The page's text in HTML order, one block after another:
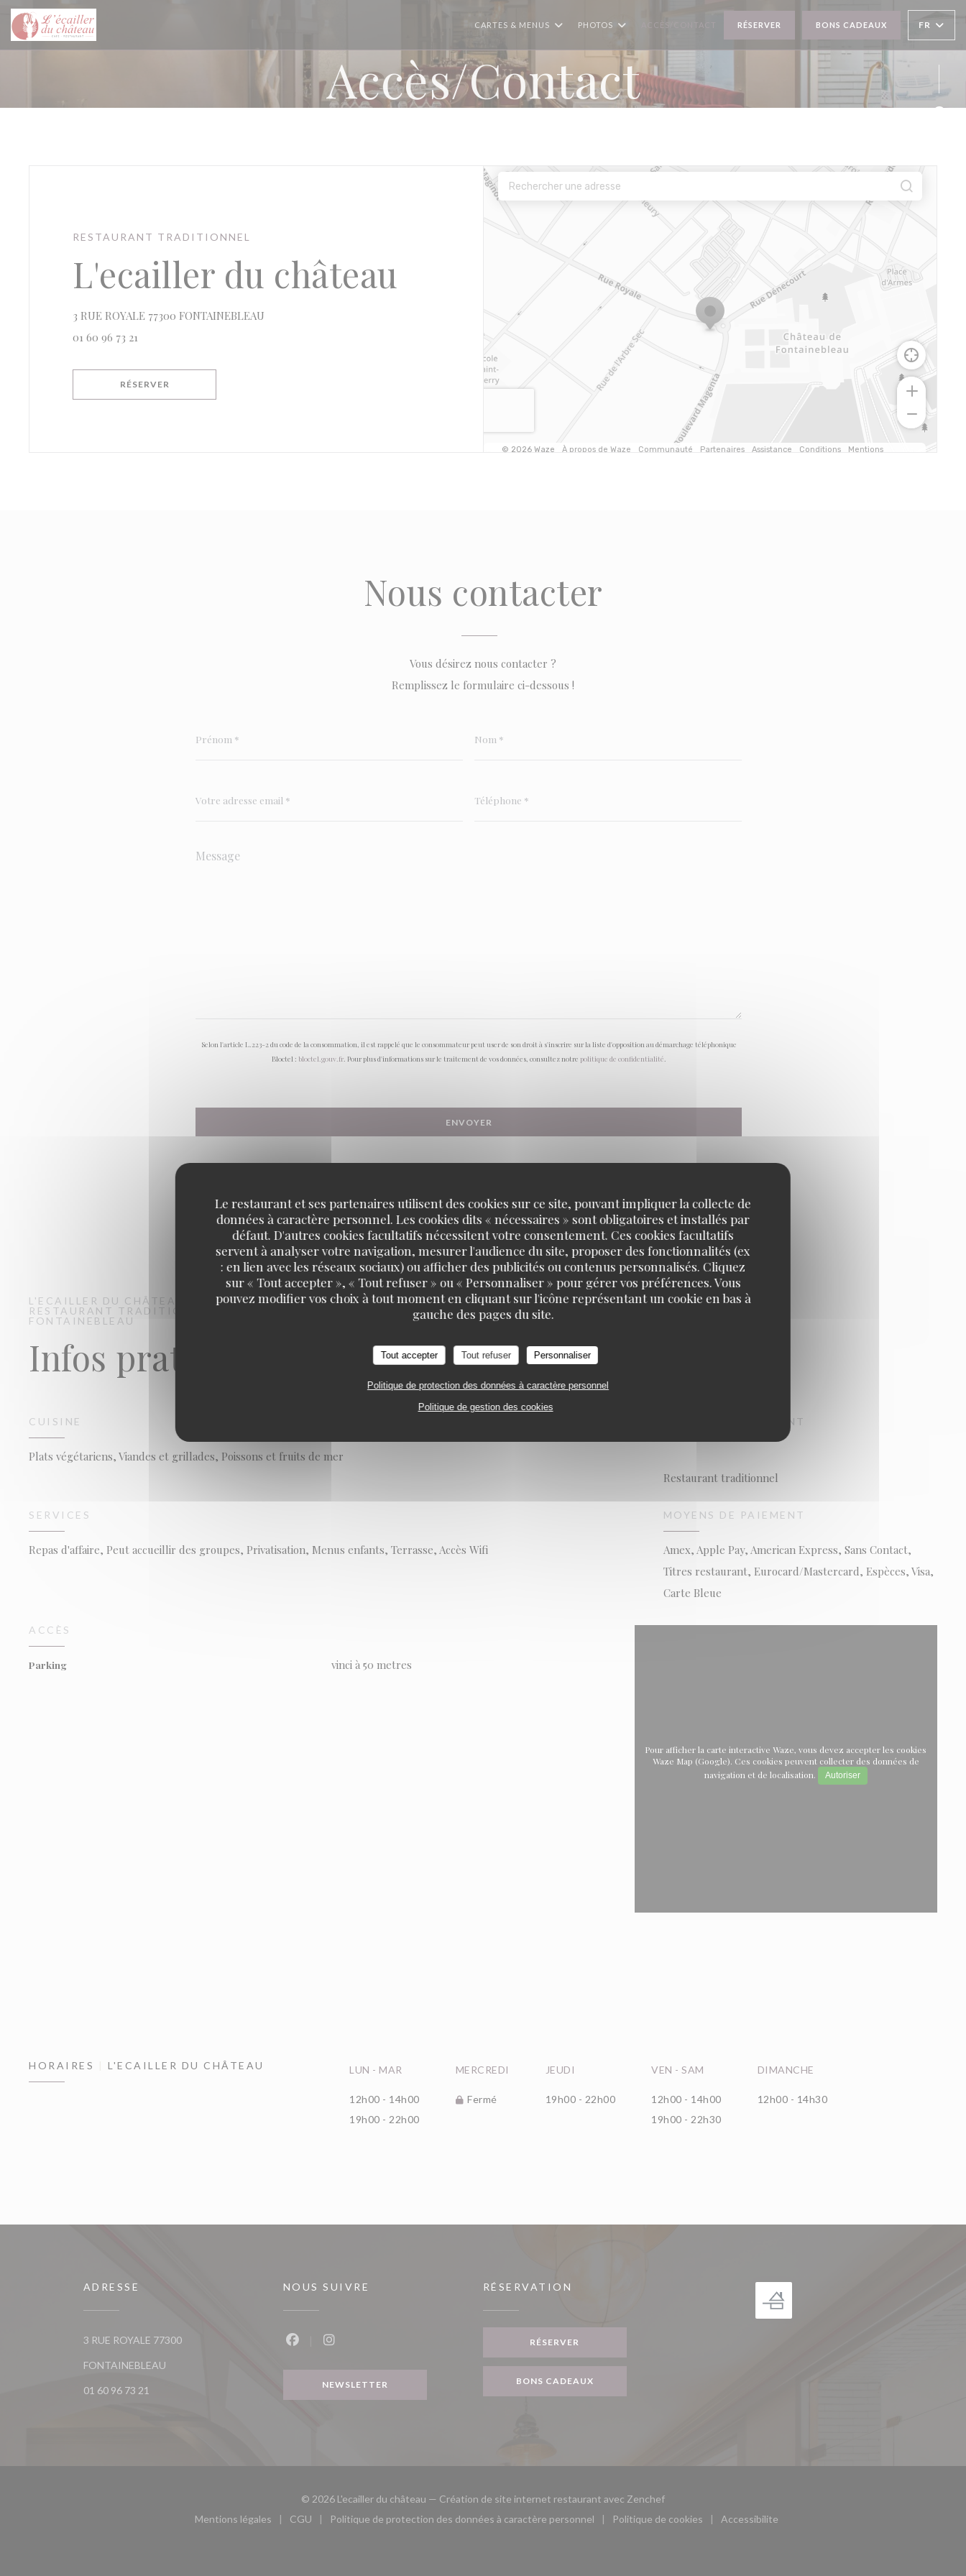
Personnalisation de vos choix en matière de cookies
Le restaurant et ses partenaires utilisent des cookies sur ce site, pouvant impliquer la collecte de
données à caractère personnel. Les cookies dits « nécessaires » sont obligatoires et installés par
défaut. D'autres cookies facultatifs nécessitent votre consentement. Ces cookies facultatifs
servent à analyser votre navigation, mesurer l'audience du site, proposer des fonctionnalités (ex
: en lien avec les réseaux sociaux) ou afficher des publicités ou contenus personnalisés. Cliquez
sur « Tout accepter », « Tout refuser » ou « Personnaliser » pour gérer vos préférences. Vous
pouvez modifier vos choix à tout moment en cliquant sur l'icône représentant un cookie en bas à
gauche des pages du site.
Tout accepter Tout refuser Personnaliser
Politique de protection des données à caractère personnel
Politique de gestion des cookies
CARTES & MENUS PHOTOS ACCÈS/CONTACT RÉSERVER BONS CADEAUX FR
Accès/Contact
RESTAURANT TRADITIONNEL
L'ecailler du château
3 RUE ROYALE 77300 FONTAINEBLEAU
01 60 96 73 21
RÉSERVER
Nous contacter
Vous désirez nous contacter ?
Remplissez le formulaire ci-dessous !
Selon l'article L.223-2 du code de la consommation, il est rappelé que le consommateur peut user de son droit à s'inscrire sur la liste d'opposition au démarchage téléphonique
Bloctel : bloctel.gouv.fr. Pour plus d'informations sur le traitement de vos données, consultez notre politique de confidentialité.
L'ECAILLER DU CHÂTEAU
RESTAURANT TRADITIONNEL
FONTAINEBLEAU
Infos pratiques
CUISINE
Plats végétariens, Viandes et grillades, Poissons et fruits de mer
TYPE DE RESTAURANT
Restaurant traditionnel
SERVICES
Repas d'affaire, Peut accueillir des groupes, Privatisation, Menus enfants, Terrasse, Accès Wifi
MOYENS DE PAIEMENT
Amex, Apple Pay, American Express, Sans Contact,
Titres restaurant, Eurocard/Mastercard, Espèces, Visa,
Carte Bleue
ACCÈS
Parking vinci à 50 metres
Pour afficher la carte interactive Waze, vous devez accepter les cookies
Waze Map (Google). Ces cookies peuvent collecter des données de
navigation et de localisation.
Autoriser
HORAIRES L'ECAILLER DU CHÂTEAU LUN - MAR
12h00 - 14h00
19h00 - 22h00
MERCREDI
Fermé
JEUDI
19h00 - 22h00
VEN -SAM
12h00 - 14h00
19h00 - 22h30
DIMANCHE
12h00 - 14h30
ADRESSE
3 RUE ROYALE 77300
FONTAINEBLEAU((ouvre une nouvelle fenêtre))
01 60 96 73 21
NOUS SUIVRE
NEWSLETTER
RÉSERVATION
RÉSERVER
BONS CADEAUX
© 2026 L'ecailler du château — Création de site internet restaurant avec Zenchef((ouvre une nouvelle fenêtre))
Mentions légales
((ouvre une nouvelle fenêtre))
CGU
((ouvre une nouvelle fenêtre))
Politique de protection des données à caractère personnel
((ouvre une nouvelle fenêtre))
Politique de cookies
((ouvre une nouvelle fenêtre))
Accessibilite